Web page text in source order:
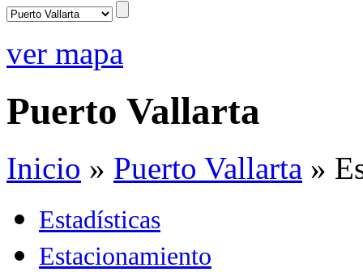
ver mapa
Puerto Vallarta
Inicio » Puerto Vallarta »
Estadísticas
Estacionamiento